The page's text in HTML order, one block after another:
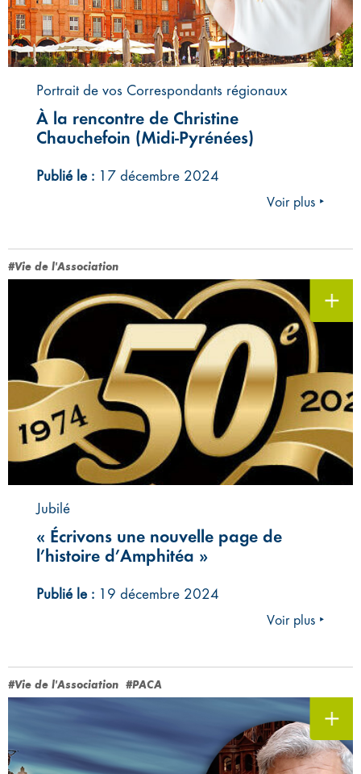
Portrait de vos Correspondants régionaux
À la rencontre de Christine
Chauchefoin (Midi-Pyrénées)
Publié le : 17 décembre 2024
Voir plus ‣
#Vie de l'Association
Jubilé
« Écrivons une nouvelle page de
l’histoire d’Amphitéa »
Publié le : 19 décembre 2024
Voir plus ‣
#Vie de l'Association #PACA